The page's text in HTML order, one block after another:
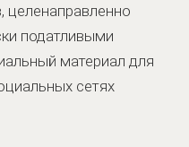
целенаправленно
податливыми
материал для
сетях